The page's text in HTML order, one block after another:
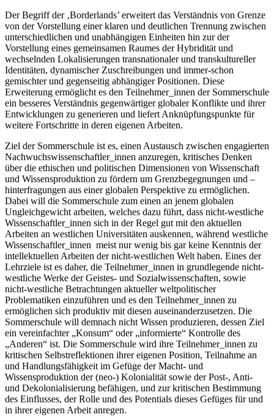
Der Begriff der ‚Borderlands’ erweitert das Verständnis von Grenze
von der Vorstellung einer klaren und deutlichen Trennung zwischen
unterschiedlichen und unabhängigen Einheiten hin zur der
Vorstellung eines gemeinsamen Raumes der Hybridität und
wechselnden Lokalisierungen transnationaler und transkultureller
Identitäten, dynamischer Zuschreibungen und immer-schon
gemischter und gegenseitig abhängiger Positionen. Diese
Erweiterung ermöglicht es den Teilnehmer_innen der Sommerschule
ein besseres Verständnis gegenwärtiger globaler Konflikte und ihrer
Entwicklungen zu generieren und liefert Anknüpfungspunkte für
weitere Fortschritte in deren eigenen Arbeiten.
Ziel der Sommerschule ist es, einen Austausch zwischen engagierten
Nachwuchswissenschaftler_innen anzuregen, kritisches Denken
über die ethischen und politischen Dimensionen von Wissenschaft
und Wissensproduktion zu fördern um Grenzbegegnungen und –
hinterfragungen aus einer globalen Perspektive zu ermöglichen.
Dabei will die Sommerschule zum einen an jenem globalen
Ungleichgewicht arbeiten, welches dazu führt, dass nicht-westliche
Wissenschaftler_innen sich in der Regel gut mit den aktuellen
Arbeiten an westlichen Universitäten auskennen, während westliche
Wissenschaftler_innen meist nur wenig bis gar keine Kenntnis der
intellektuellen Arbeiten der nicht-westlichen Welt haben. Eines der
Lehrziele ist es daher, die Teilnehmer_innen in grundlegende nicht-
westliche Werke der Geistes- und Sozialwissenschaften, sowie
nicht-westliche Betrachtungen aktueller weltpolitischer
Problematiken einzuführen und es den Teilnehmer_innen zu
ermöglichen sich produktiv mit diesen auseinanderzusetzen. Die
Sommerschule will demnach nicht Wissen produzieren, dessen Ziel
ein vereinfachter „Konsum“ oder „informierte“ Kontrolle des
„Anderen“ ist. Die Sommerschule wird ihre Teilnehmer_innen zu
kritischen Selbstreflektionen ihrer eigenen Position, Teilnahme an
und Handlungsfähigkeit im Gefüge der Macht- und
Wissensproduktion der (neo-) Kolonialität sowie der Post-, Anti-
und Dekolonialisierung befähigen, und zur kritischen Bestimmung
des Einflusses, der Rolle und des Potentials dieses Gefüges für und
in ihrer eigenen Arbeit anregen.